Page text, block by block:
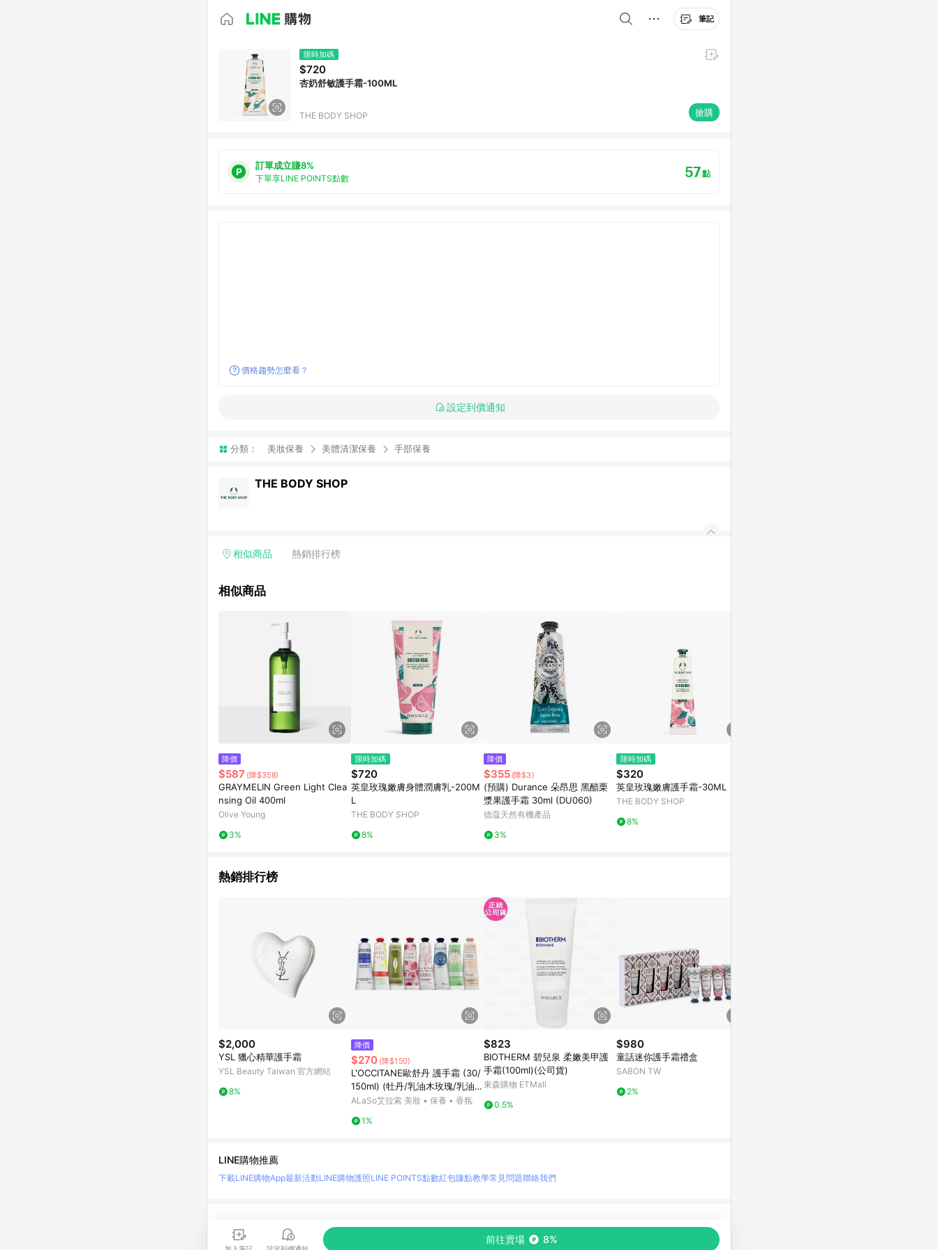
筆記
限時加碼
$720
杏奶舒敏護手霜-100ML
THE BODY SHOP 搶購
訂單成立賺8%
下單享LINE POINTS點數 57點
價格趨勢怎麼看？
設定到價通知
分類： 美妝保養 美體清潔保養 手部保養
THE BODY SHOP
相似商品 熱銷排行榜
相似商品
降價
$587 (降$358)
GRAYMELIN Green Light Clea
nsing Oil 400ml
Olive Young
3%
限時加碼
$720
英皇玫瑰嫩膚身體潤膚乳-200M
L
THE BODY SHOP
8%
降價
$355 (降$3)
(預購) Durance 朵昂思 黑醋栗
漿果護手霜 30ml (DU060)
德蔻天然有機產品
3%
限時加碼
$320
英皇玫瑰嫩膚護手霜-30ML
THE BODY SHOP
8%
熱銷排行榜
$2,000
YSL 獵心精華護手霜
YSL Beauty Taiwan 官方網站
8%
降價
$270 (降$150)
L'OCCITANE歐舒丹 護手霜 (30/
150ml) (牡丹/乳油木玫瑰/乳油
木/玫瑰花園/櫻花/自然秘境乳油
杏仁)
ALaSo艾拉索 美妝 • 保養 • 香氛
1%
$823
BIOTHERM 碧兒泉 柔嫩美甲護
手霜(100ml)(公司貨)
東森購物 ETMall
0.5%
$980
童話迷你護手霜禮盒
SABON TW
2%
前往賣場 8%
LINE購物推薦
下載LINE購物App最新活動LINE購物護照LINE POINTS點數紅包賺點教學常見問題聯絡我們
LINE 購物是匯集購物情報與商品資訊的整合性平台，並依購物情報中的趨勢與風格做合作網路商家的延伸商品推薦，商品資料更新會有
時間差，請務必點擊商品至各合作網路商家，確認現售價與購物條件，一切資訊以合作廠商網頁為準。